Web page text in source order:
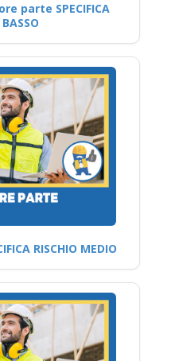
parte SPECIFICA
RISCHIO MEDIO